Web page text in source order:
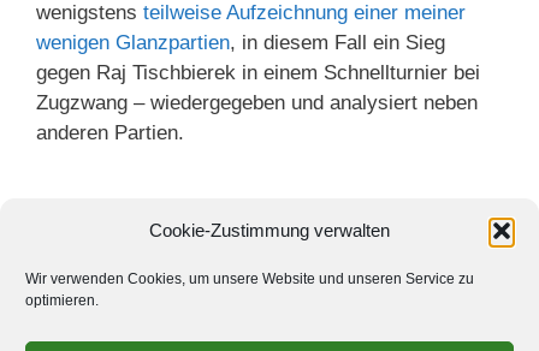
Cookie-Zustimmung verwalten
Wir verwenden Cookies, um unsere Website und unseren Service zu
optimieren.
wenigstens teilweise Aufzeichnung einer meiner
wenigen Glanzpartien, in diesem Fall ein Sieg
gegen Raj Tischbierek in einem Schnellturnier bei
Zugzwang – wiedergegeben und analysiert neben
anderen Partien.